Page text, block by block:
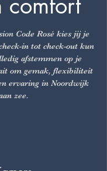
Code Rosé kies jij je
in tot check-out kun
afstemmen op je
om gemak, flexibiliteit
ervaring in Noordwijk
zee.